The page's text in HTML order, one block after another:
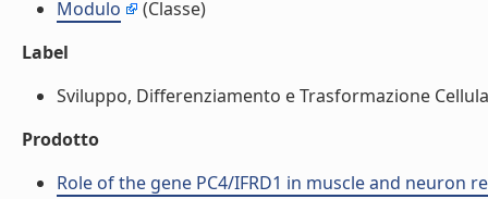
Modulo
(Classe)
Label
Sviluppo, Differenziamento e Trasformazione
Prodotto
Role of the gene PC4/IFRD1 in muscle and